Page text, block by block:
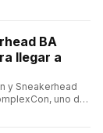
BA
llegar a
y Sneakerhead
uno de